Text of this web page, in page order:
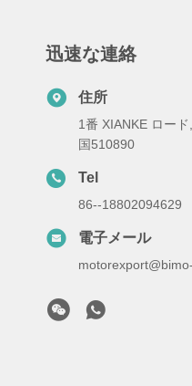
迅速な連絡
住所
1番 XIANKE ロー
国510890
Tel
86--18802094629
電子メール